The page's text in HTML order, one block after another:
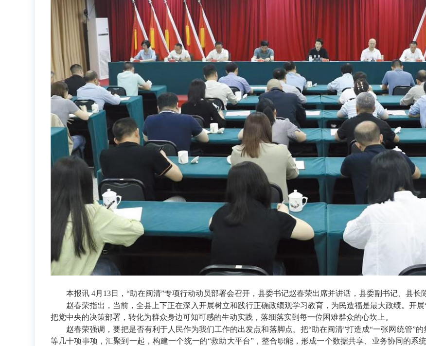
本报讯 4月13日，“助在闽清”专项行动动员部署会召开，县委书记赵春荣出席并讲话，县委副书记、县长
赵春荣指出，当前，全县上下正在深入开展树立和践行正确政绩观学习教育，为民造福是最大政绩。开展
把党中央的决策部署，转化为群众身边可知可感的生动实践，落细落实到每一位困难群众的心坎上。
赵春荣强调，要把是否有利于人民作为我们工作的出发点和落脚点。把“助在闽清”打造成“一张网统管”
等几十项事项，汇聚到一起，构建一个统一的“救助大平台”，整合职能，形成一个数据共享、业务协同的系